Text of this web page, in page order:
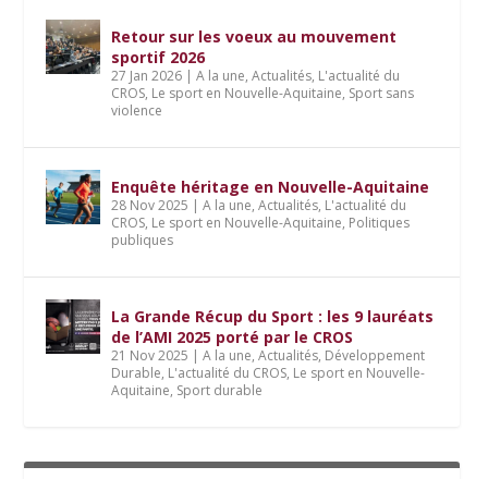
Retour sur les voeux au mouvement
sportif 2026
27 Jan 2026 |A la une,Actualités, L'actualité du
CROS, Le sport en Nouvelle-Aquitaine, Sport sans
violence
Enquête héritage en Nouvelle-Aquitaine
28 Nov 2025 |A la une,Actualités, L'actualité du
CROS, Le sport en Nouvelle-Aquitaine, Politiques
publiques
La Grande Récup du Sport : les 9 lauréats
de l’AMI 2025 porté par le CROS
21 Nov 2025 |A la une,Actualités, Développement
Durable, L'actualité du CROS, Le sport en Nouvelle-
Aquitaine, Sport durable